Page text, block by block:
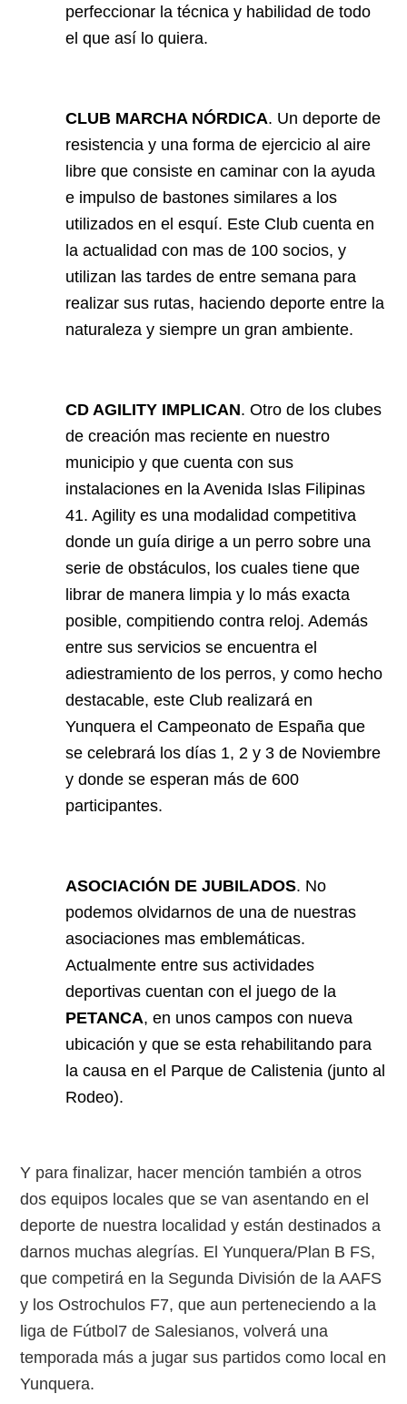
perfeccionar la técnica y habilidad de todo
el que así lo quiera.
CLUB MARCHA NÓRDICA. Un deporte de
resistencia y una forma de ejercicio al aire
libre que consiste en caminar con la ayuda
e impulso de bastones similares a los
utilizados en el esquí. Este Club cuenta en
la actualidad con mas de 100 socios, y
utilizan las tardes de entre semana para
realizar sus rutas, haciendo deporte entre la
naturaleza y siempre un gran ambiente.
CD AGILITY IMPLICAN. Otro de los clubes
de creación mas reciente en nuestro
municipio y que cuenta con sus
instalaciones en la Avenida Islas Filipinas
41. Agility es una modalidad competitiva
donde un guía dirige a un perro sobre una
serie de obstáculos, los cuales tiene que
librar de manera limpia y lo más exacta
posible, compitiendo contra reloj. Además
entre sus servicios se encuentra el
adiestramiento de los perros, y como hecho
destacable, este Club realizará en
Yunquera el Campeonato de España que
se celebrará los días 1, 2 y 3 de Noviembre
y donde se esperan más de 600
participantes.
ASOCIACIÓN DE JUBILADOS. No
podemos olvidarnos de una de nuestras
asociaciones mas emblemáticas.
Actualmente entre sus actividades
deportivas cuentan con el juego de la
PETANCA, en unos campos con nueva
ubicación y que se esta rehabilitando para
la causa en el Parque de Calistenia (junto al
Rodeo).
Y para finalizar, hacer mención también a otros
dos equipos locales que se van asentando en el
deporte de nuestra localidad y están destinados a
darnos muchas alegrías. El Yunquera/Plan B FS,
que competirá en la Segunda División de la AAFS
y los Ostrochulos F7, que aun perteneciendo a la
liga de Fútbol7 de Salesianos, volverá una
temporada más a jugar sus partidos como local en
Yunquera.